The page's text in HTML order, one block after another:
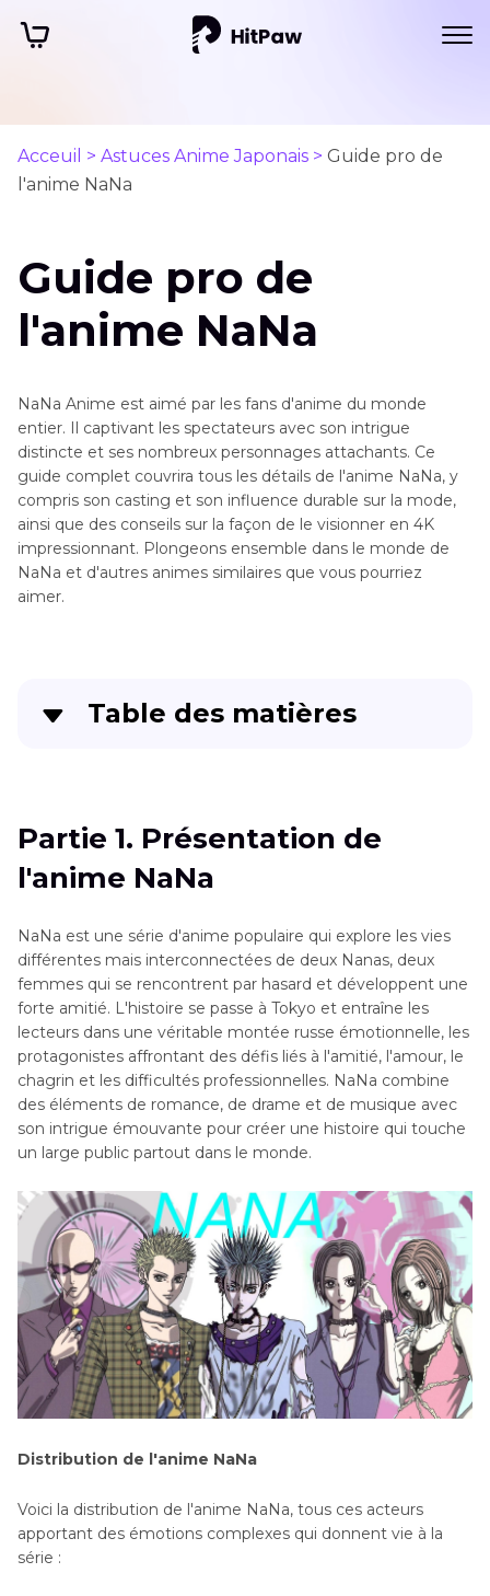
Acceuil > Astuces Anime Japonais > Guide pro de
l'anime NaNa
Guide pro de
l'anime NaNa
NaNa Anime est aimé par les fans d'anime du monde
entier. Il captivant les spectateurs avec son intrigue
distincte et ses nombreux personnages attachants. Ce
guide complet couvrira tous les détails de l'anime NaNa, y
compris son casting et son influence durable sur la mode,
ainsi que des conseils sur la façon de le visionner en 4K
impressionnant. Plongeons ensemble dans le monde de
NaNa et d'autres animes similaires que vous pourriez
aimer.
Table des matières
Partie 2
. Comment visionner l'anime NaNa en
4K?
similaires à NaNa
Partie 1. Présentation de
l'anime NaNa
NaNa est une série d'anime populaire qui explore les vies
différentes mais interconnectées de deux Nanas, deux
femmes qui se rencontrent par hasard et développent une
forte amitié. L'histoire se passe à Tokyo et entraîne les
lecteurs dans une véritable montée russe émotionnelle, les
protagonistes affrontant des défis liés à l'amitié, l'amour, le
chagrin et les difficultés professionnelles. NaNa combine
des éléments de romance, de drame et de musique avec
son intrigue émouvante pour créer une histoire qui touche
un large public partout dans le monde.
Distribution de l'anime NaNa
Voici la distribution de l'anime NaNa, tous ces acteurs
apportant des émotions complexes qui donnent vie à la
série :